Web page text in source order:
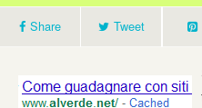
Share Tweet